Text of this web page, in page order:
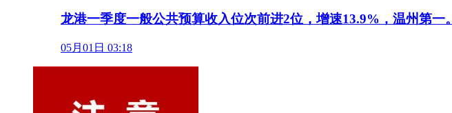
龙港一季度一般公共预算收入位次前进2位，增速13.9%，温州第一。
05月01日 03:18